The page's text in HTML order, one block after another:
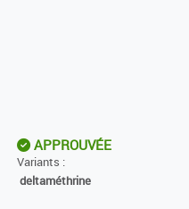
APPROUVÉE
Variants :
deltaméthrine